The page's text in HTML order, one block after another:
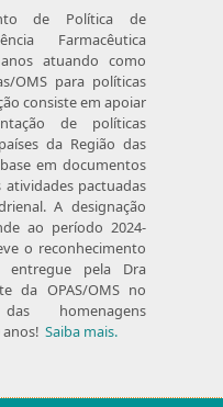
de Política de
Farmacêutica
atuando como
OMS para políticas
consiste em apoiar
de políticas
da Região das
em documentos
pactuadas
A designação
ao período 2024-
o reconhecimento
entregue pela Dra
da OPAS/OMS no
homenagens
anos! Saiba mais.